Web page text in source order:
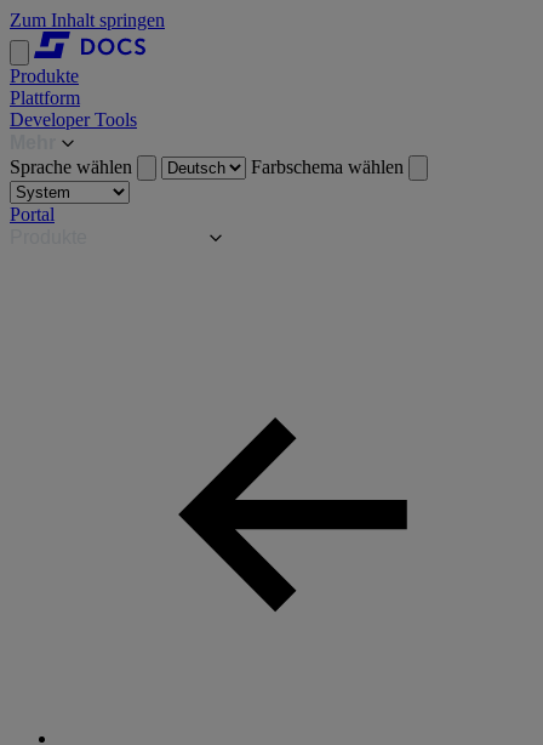
Zum Inhalt springen
Produkte
Plattform
Developer Tools
Sprache wählen
Farbschema wählen
Portal